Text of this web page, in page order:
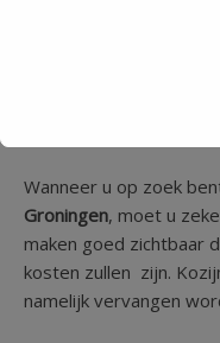
Wanneer u op zoek
Groningen, moet u
maken goed zichtbaar
kosten zullen zijn.
namelijk vervangen